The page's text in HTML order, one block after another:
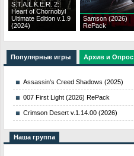
S.T.A.L.K.E.R. 2:
Heart of Chornobyl
Ultimate Edition v.1.9
(2024)
Samson (2026)
RePack
Популярные игры Архив и Опрос
Assassin's Creed Shadows (2025)
007 First Light (2026) RePack
Crimson Desert v.1.14.00 (2026)
Наша группа